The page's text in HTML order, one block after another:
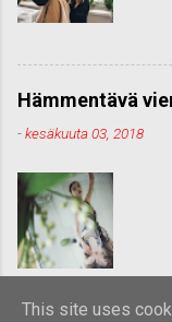
Hämmentävä
-kesäkuuta 03, 2018
This site uses